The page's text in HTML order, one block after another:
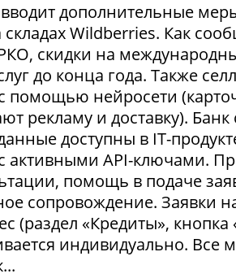
дополнительные
Wildberries. Как
скидки на
до конца года. Также
помощью нейросети
рекламу и доставку).
доступны в IT-
активными API-ключами.
помощь в подаче
сопровождение. Заявки
(раздел «Кредиты»,
индивидуально.